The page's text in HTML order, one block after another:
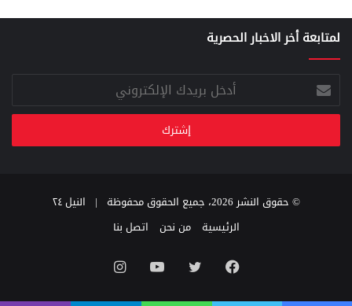
لمتابعة أخر الاخبار الحصرية
أدخل
بريدك
الإلكتروني
© حقوق النشر 2026، جميع الحقوق محفوظة |
النيل ٢٤
الرئيسية
من نحن اتصل بنا
فيسبوك تويتر يوتيوب